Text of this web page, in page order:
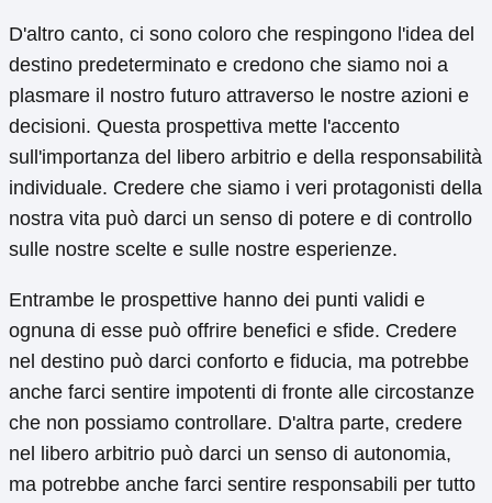
D'altro canto, ci sono coloro che respingono l'idea del
destino predeterminato e credono che siamo noi a
plasmare il nostro futuro attraverso le nostre azioni e
decisioni. Questa prospettiva mette l'accento
sull'importanza del libero arbitrio e della responsabilità
individuale. Credere che siamo i veri protagonisti della
nostra vita può darci un senso di potere e di controllo
sulle nostre scelte e sulle nostre esperienze.
Entrambe le prospettive hanno dei punti validi e
ognuna di esse può offrire benefici e sfide. Credere
nel destino può darci conforto e fiducia, ma potrebbe
anche farci sentire impotenti di fronte alle circostanze
che non possiamo controllare. D'altra parte, credere
nel libero arbitrio può darci un senso di autonomia,
ma potrebbe anche farci sentire responsabili per tutto